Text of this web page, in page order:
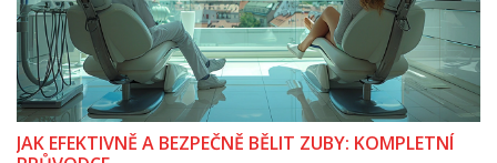
JAK EFEKTIVNĚ A BEZPEČNĚ BĚLIT ZUBY: KOMPLETNÍ